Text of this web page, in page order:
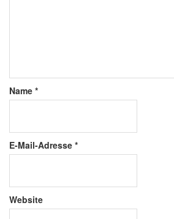
Name *
E-Mail-Adresse *
Website